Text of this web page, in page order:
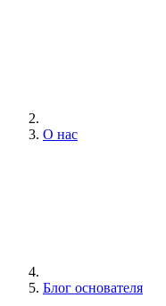
О нас
Блог основателя